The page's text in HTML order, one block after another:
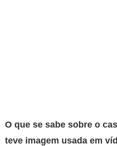
O que se sabe sobre o
teve imagem usada em